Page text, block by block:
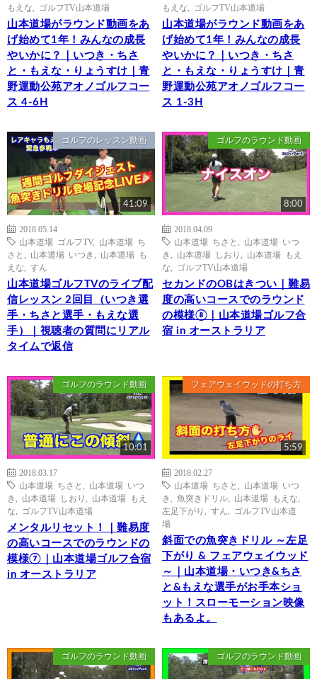
もえな
ゴルフTV山本道場
山本道場がラウンド動画をあ
げ始めて1年！みんなの成長
やいかに？｜いつき・ちさ
と・もえな・りょうすけ｜青
野運動公苑アオノゴルフコー
ス 4-6H
もえな
ゴルフTV山本道場
山本道場がラウンド動画をあ
げ始めて1年！みんなの成長
やいかに？｜いつき・ちさ
と・もえな・りょうすけ｜青
野運動公苑アオノゴルフコー
ス 1-3H
ゴルフのレッスン動画
41:09
2018.05.14
山本道場 ゴルフTV, 山本道場 ち
さと
山本道場 いつき
山本道場 も
えな
すん
山本道場ゴルフTVのライブ配
信レッスン 2回目（いつき選
手・ちさと選手・もえな選
手）｜視聴者の質問にリアル
タイムで返信
ゴルフのラウンド動画
8:00
2018.04.09
山本道場 ちさと
山本道場 いつ
き
山本道場 しおり
山本道場 もえ
な
ゴルフTV山本道場
セカンドのOBはきつい｜難易
度の高いコースでのラウンド
の模様⑧｜山本道場ゴルフ合
宿 in オーストラリア
ゴルフのラウンド動画
10:01
2018.03.17
山本道場 ちさと
山本道場 いつ
き
山本道場 しおり
山本道場 もえ
な
ゴルフTV山本道場
メンタルリセット！｜難易度
の高いコースでのラウンドの
模様⑦｜山本道場ゴルフ合宿
in オーストラリア
フェアウェイウッドの打ち方
5:59
2018.02.27
山本道場 ちさと
山本道場 いつ
き
魚突きドリル 山本道場 もえな
左足下がり
すん
ゴルフTV山本道
場
斜面での魚突きドリル ～左足
下がり & フェアウェイウッド
～｜山本道場・いつき&ちさ
と&もえな選手がお手本ショ
ット！スローモーション映像
もあるよ。
ゴルフのラウンド動画 ゴルフのラウンド動画